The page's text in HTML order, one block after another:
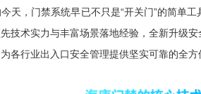
，门禁系统早已不只是“开关门”的简单工
技术实力与丰富场景落地经验，全新升级
各行业出入口安全管理提供坚实可靠的全方